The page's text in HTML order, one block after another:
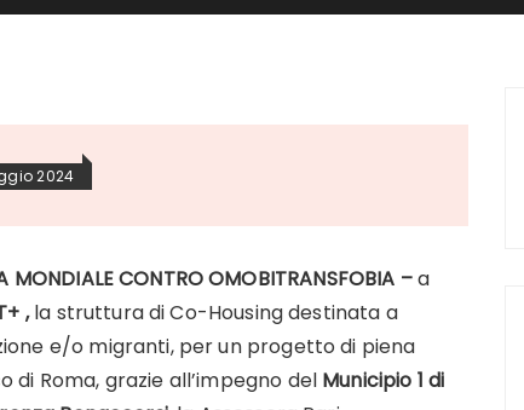
2024
MONDIALE CONTRO OMOBITRANSFOBIA –a
,la struttura di Co-Housing destinata a
e/o migranti, per un progetto di piena
Roma, grazie all’impegno del Municipio 1 di